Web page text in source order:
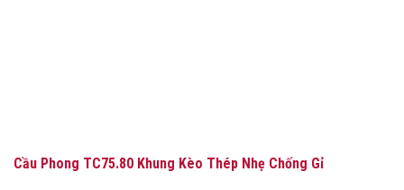
Cầu Phong TC75.80 Khung Kèo Thép Nhẹ Chống Gỉ